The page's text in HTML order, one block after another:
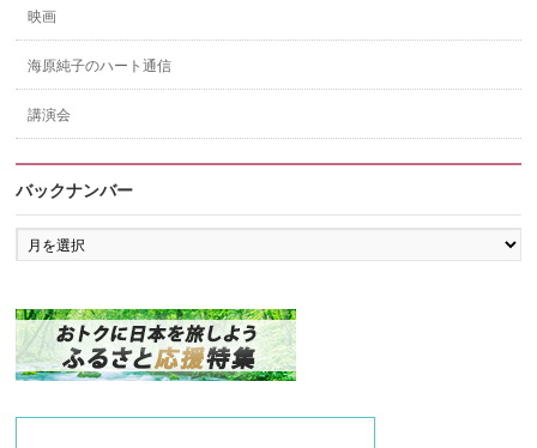
映画
海原純子のハート通信
講演会
バックナンバー
バ
ッ
ン
バ
ー